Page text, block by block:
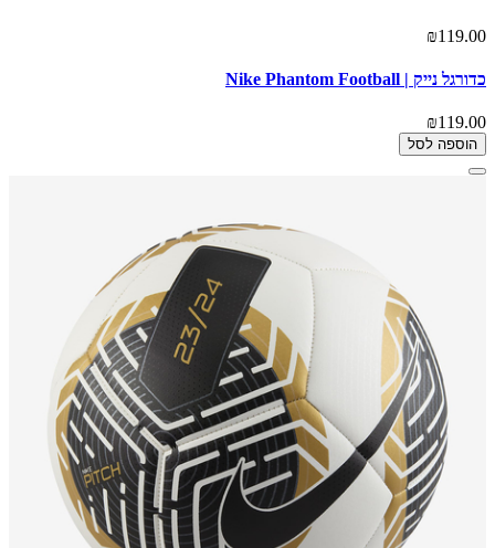
₪119.00
כדורגל נייק | Nike Phantom Football
₪119.00
הוספה לסל